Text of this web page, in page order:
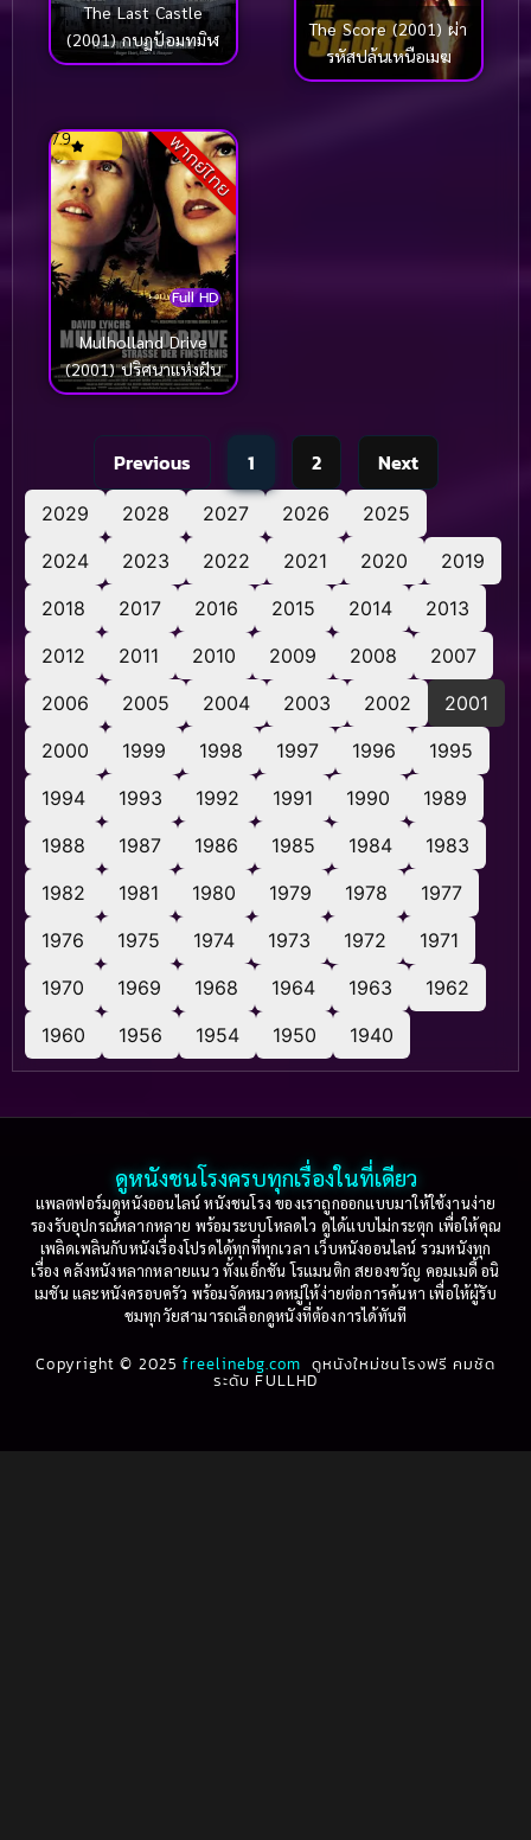
2029 2028 2027 2026
2025
2024
2023 2022 2021 2020
2019
2018
2017 2016 2015 2014
2013
2012
2011 2010 2009 2008
2007
2006
2005 2004 2003 2002
2001
2000
1999 1998 1997 1996
1995
1994
1993 1992 1991 1990
1989
1988
1987 1986 1985 1984
1983
1982
1981 1980 1979 1978
1977
1976
1975 1974 1973 1972
1971
1970
1969 1968 1964 1963
1962
1960
1956 1954 1950 1940
The Last Castle
(2001) กบฏป้อมทมิฬ
The Score (2001) ผ่า
รหัสปล้นเหนือเมฆ
พากย์ไทย
Full HD
7.9
Mulholland Drive
(2001) ปริศนาแห่งฝัน
Previous 1 2 Next
ดูหนังชนโรงครบทุกเรื่องในที่เดียว
แพลตฟอร์มดูหนังออนไลน์ หนังชนโรง ของเราถูกออกแบบมาให้ใช้งานง่าย
รองรับอุปกรณ์หลากหลาย พร้อมระบบโหลดไว ดูได้แบบไม่กระตุก เพื่อให้คุณ
เพลิดเพลินกับหนังเรื่องโปรดได้ทุกที่ทุกเวลา เว็บหนังออนไลน์ รวมหนังทุก
เรื่อง คลังหนังหลากหลายแนว ทั้งแอ็กชัน โรแมนติก สยองขวัญ คอมเมดี้ อนิ
เมชัน และหนังครอบครัว พร้อมจัดหมวดหมู่ให้ง่ายต่อการค้นหา เพื่อให้ผู้รับ
ชมทุกวัยสามารถเลือกดูหนังที่ต้องการได้ทันที
Copyright © 2025freelinebg.com ดูหนังใหม่ชนโรงฟรี คมชัด
ระดับ FULLHD